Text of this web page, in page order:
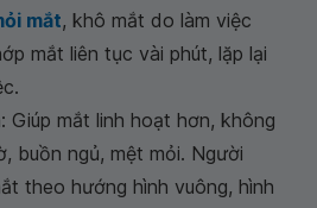
mắt, khô mắt do làm việc
mắt liên tục vài phút, lặp lại
Giúp mắt linh hoạt hơn, không
buồn ngủ, mệt mỏi. Người
theo hướng hình vuông, hình